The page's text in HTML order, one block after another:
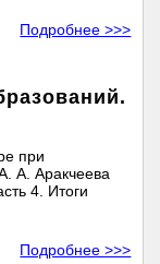
Подробнее >>>
при
А. Аракчеева
4. Итоги
Подробнее >>>